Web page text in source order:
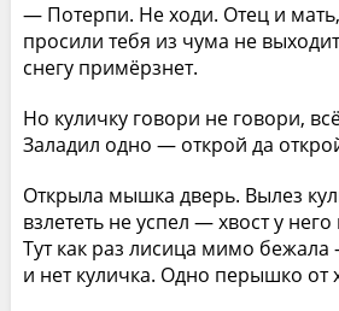
— Потерпи. Не ходи. Отец и мать,
просили тебя из чума не
снегу примёрзнет.
Но куличку говори не говори,
Заладил одно — открой да
Открыла мышка дверь. Вылез
взлететь не успел — хвост у
Тут как раз лисица мимо
и нет куличка. Одно перышко от